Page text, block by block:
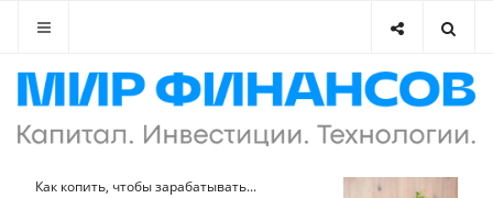
Как копить, чтобы зарабатывать...